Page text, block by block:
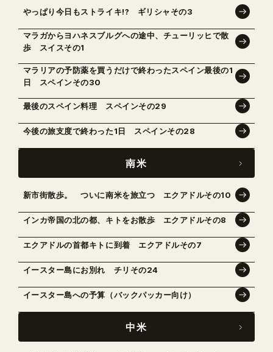
やっぱり今日もストライキ!? ギリシャその3
マラガからヨハネスブルグへの途中、チューリッヒで散
歩 スイスその1
マラリアの予防薬を買うだけで終わったスペイン最後の1
日 スペインその30
最後のスペイン料理 スペインその29
今後の旅支度で終わった1日 スペインその28
南米
新市街散歩。 ついに南米を旅立つ エクアドルその10
インカ帝国の北の都、キトをお散歩 エクアドルその8
エクアドルの首都キトに到着 エクアドルその7
イースター島にお別れ チリその24
イースター島への予算（バックパッカー向け）
中米